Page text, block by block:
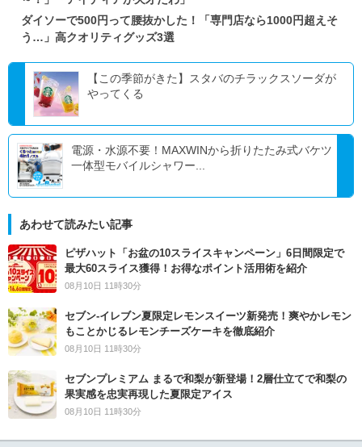
ダイソーで500円って腰抜かした！「専門店なら1000円超えそ
う…」高クオリティグッズ3選
【この季節がきた】スタバのチラックスソーダが
やってくる
電源・水源不要！MAXWINから折りたたみ式バケツ
一体型モバイルシャワー...
あわせて読みたい記事
ピザハット「お盆の10スライスキャンペーン」6日間限定で
最大60スライス獲得！お得なポイント活用術を紹介
08月10日 11時30分
セブン‐イレブン夏限定レモンスイーツ新発売！爽やかレモン
もことかじるレモンチーズケーキを徹底紹介
08月10日 11時30分
セブンプレミアム まるで和梨が新登場！2層仕立てで和梨の
果実感を忠実再現した夏限定アイス
08月10日 11時30分